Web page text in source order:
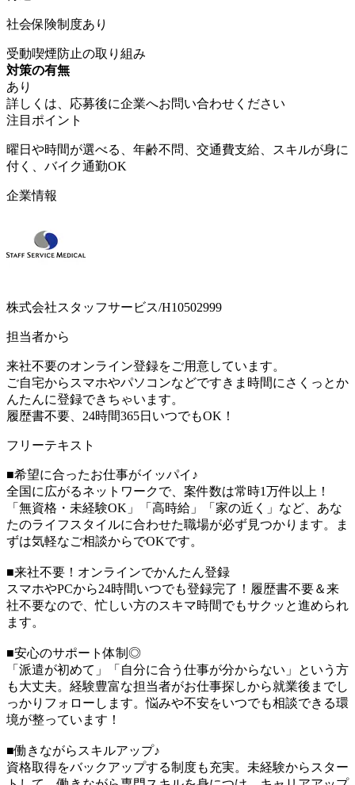
社会保険制度あり
受動喫煙防止の取り組み
対策の有無
あり
詳しくは、応募後に企業へお問い合わせください
注目ポイント
曜日や時間が選べる、年齢不問、交通費支給、スキルが身に
付く、バイク通勤OK
企業情報
株式会社スタッフサービス/H10502999
担当者から
来社不要のオンライン登録をご用意しています。
ご自宅からスマホやパソコンなどですきま時間にさくっとか
んたんに登録できちゃいます。
履歴書不要、24時間365日いつでもOK！
フリーテキスト
■希望に合ったお仕事がイッパイ♪
全国に広がるネットワークで、案件数は常時1万件以上！
「無資格・未経験OK」「高時給」「家の近く」など、あな
たのライフスタイルに合わせた職場が必ず見つかります。ま
ずは気軽なご相談からでOKです。
■来社不要！オンラインでかんたん登録
スマホやPCから24時間いつでも登録完了！履歴書不要＆来
社不要なので、忙しい方のスキマ時間でもサクッと進められ
ます。
■安心のサポート体制◎
「派遣が初めて」「自分に合う仕事が分からない」という方
も大丈夫。経験豊富な担当者がお仕事探しから就業後までし
っかりフォローします。悩みや不安をいつでも相談できる環
境が整っています！
■働きながらスキルアップ♪
資格取得をバックアップする制度も充実。未経験からスター